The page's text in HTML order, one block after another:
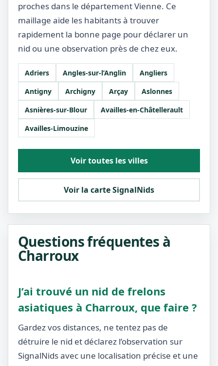
proches dans le département Vienne. Ce
maillage aide les habitants à trouver
rapidement la bonne page pour déclarer un
nid ou une observation près de chez eux.
Adriers Angles-sur-l’Anglin
Angliers
Antigny
Archigny Arçay
Aslonnes
Asnières-sur-Blour
Availles-en-Châtellerault
Availles-Limouzine
Voir toutes les villes
Voir la carte SignalNids
Questions fréquentes à
Charroux
J’ai trouvé un nid de frelons
asiatiques à Charroux, que faire ?
Gardez vos distances, ne tentez pas de
détruire le nid et déclarez l’observation sur
SignalNids avec une localisation précise et une